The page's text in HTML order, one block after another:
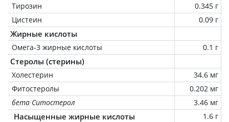
Тирозин
0.345 г
Цистеин
0.09 г
Жирные кислоты
Омега-3 жирные кислоты 0.1 г
Стеролы (стерины)
Холестерин
34.6 мг
Фитостеролы
0.202 мг
бета Ситостерол
3.46 мг
Насыщенные жирные кислоты
1.6 г